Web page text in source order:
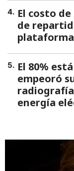
4. El costo
de
5. El 80%
empeoró
energía